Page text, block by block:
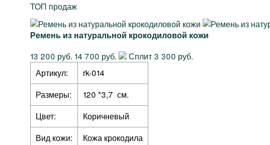
TOП продаж
Ремень из натуральной крокодиловой кожи
13 200 руб. 14 700 руб.
Сплит 3 300 руб.
Артикул:
rk-014
Размеры:
120 *3,7 см.
Цвет:
Коричневый
Вид кожи:
Кожа крокодила